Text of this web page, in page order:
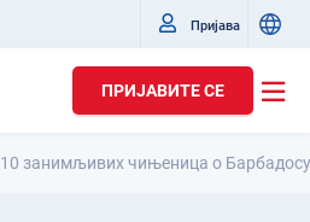
Пријава
ПРИЈАВИТЕ СЕ
10 занимљивих чињеница о Барбадосу